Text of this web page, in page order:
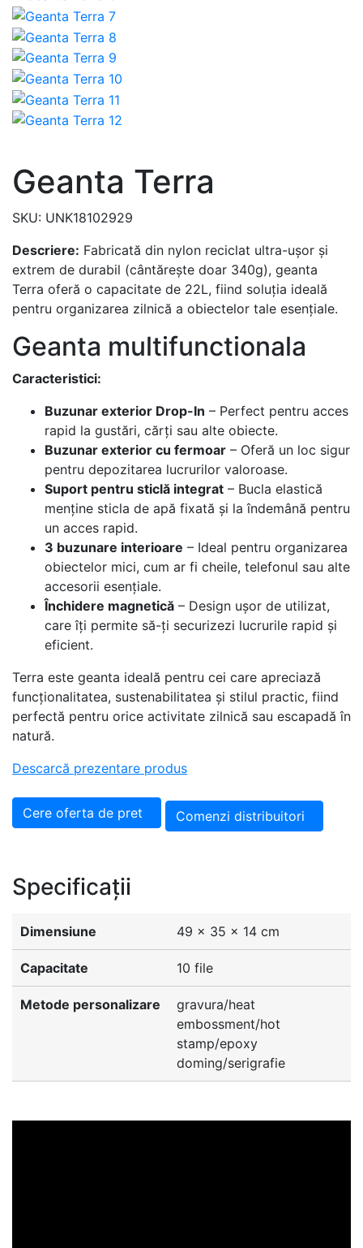
Geanta Terra
SKU: UNK18102929
Descriere: Fabricată din nylon reciclat ultra-ușor și
extrem de durabil (cântărește doar 340g), geanta
Terra oferă o capacitate de 22L, fiind soluția ideală
pentru organizarea zilnică a obiectelor tale esențiale.
Geanta multifunctionala
Caracteristici:
Buzunar exterior Drop-In – Perfect pentru acces
rapid la gustări, cărți sau alte obiecte.
Buzunar exterior cu fermoar – Oferă un loc sigur
pentru depozitarea lucrurilor valoroase.
Suport pentru sticlă integrat – Bucla elastică
menține sticla de apă fixată și la îndemână pentru
un acces rapid.
3 buzunare interioare – Ideal pentru organizarea
obiectelor mici, cum ar fi cheile, telefonul sau alte
accesorii esențiale.
Închidere magnetică – Design ușor de utilizat,
care îți permite să-ți securizezi lucrurile rapid și
eficient.
Terra este geanta ideală pentru cei care apreciază
funcționalitatea, sustenabilitatea și stilul practic, fiind
perfectă pentru orice activitate zilnică sau escapadă în
natură.
Descarcă prezentare produs
Cere oferta de pret Comenzi distribuitori
Specificații
Dimensiune 49 x 35 x 14 cm
Capacitate 10 file
Metode personalizare
gravura/heat
embossment/hot
stamp/epoxy
doming/serigrafie